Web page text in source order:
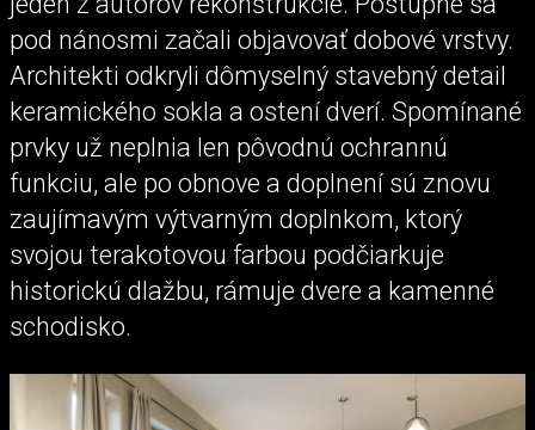
pod nánosmi začali objavovať dobové vrstvy.
Architekti odkryli dômyselný stavebný detail
keramického sokla a ostení dverí. Spomínané
prvky už neplnia len pôvodnú ochrannú
funkciu, ale po obnove a doplnení sú znovu
zaujímavým výtvarným doplnkom, ktorý
svojou terakotovou farbou podčiarkuje
historickú dlažbu, rámuje dvere a kamenné
schodisko.